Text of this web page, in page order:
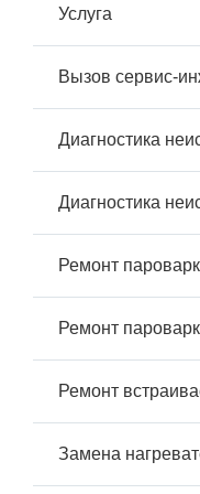
Услуга
Вызов сервис-
Диагностика
Диагностика
Ремонт
Ремонт
Ремонт
Замена